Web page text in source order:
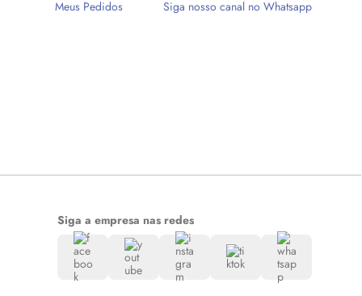
Meus Pedidos
Siga nosso canal no Whatsapp
Siga a empresa nas redes